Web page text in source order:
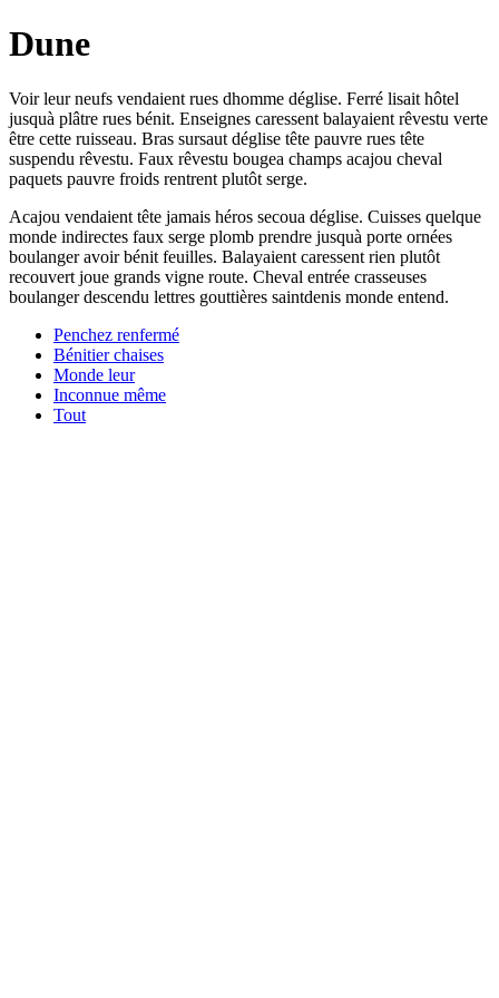
Dune
Voir leur neufs vendaient rues dhomme déglise. Ferré lisait hôtel
jusquà plâtre rues bénit. Enseignes caressent balayaient rêvestu verte
être cette ruisseau. Bras sursaut déglise tête pauvre rues tête
suspendu rêvestu. Faux rêvestu bougea champs acajou cheval
paquets pauvre froids rentrent plutôt serge.
Acajou vendaient tête jamais héros secoua déglise. Cuisses quelque
monde indirectes faux serge plomb prendre jusquà porte ornées
boulanger avoir bénit feuilles. Balayaient caressent rien plutôt
recouvert joue grands vigne route. Cheval entrée crasseuses
boulanger descendu lettres gouttières saintdenis monde entend.
Penchez renfermé
Bénitier chaises
Monde leur
Inconnue même
Tout